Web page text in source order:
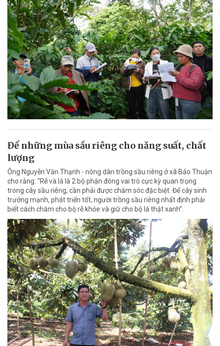
Để những mùa sầu riêng cho năng suất, chất
lượng
Ông Nguyễn Văn Thạnh - nông dân trồng sầu riêng ở xã Bảo Thuận
cho rằng: “Rễ và lá là 2 bộ phận đóng vai trò cực kỳ quan trọng
trong cây sầu riêng, cần phải được chăm sóc đặc biệt. Để cây sinh
trưởng mạnh, phát triển tốt, người trồng sầu riêng nhất định phải
biết cách chăm cho bộ rễ khỏe và giữ cho bộ lá thật xanh”.